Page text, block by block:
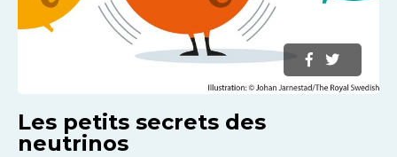
Les petits secrets des
neutrinos